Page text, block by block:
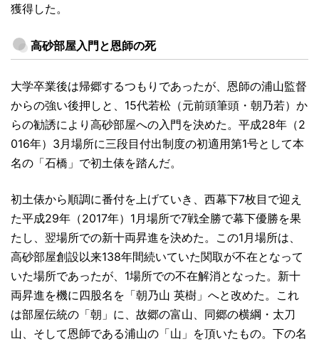
獲得した。
高砂部屋入門と恩師の死
大学卒業後は帰郷するつもりであったが、恩師の浦山監督
からの強い後押しと、15代若松（元前頭筆頭・朝乃若）か
らの勧誘により高砂部屋への入門を決めた。平成28年（2
016年）3月場所に三段目付出制度の初適用第1号として本
名の「石橋」で初土俵を踏んだ。
初土俵から順調に番付を上げていき、西幕下7枚目で迎え
た平成29年（2017年）1月場所で7戦全勝で幕下優勝を果
たし、翌場所での新十両昇進を決めた。この1月場所は、
高砂部屋創設以来138年間続いていた関取が不在となって
いた場所であったが、1場所での不在解消となった。新十
両昇進を機に四股名を「朝乃山 英樹」へと改めた。これ
は部屋伝統の「朝」に、故郷の富山、同郷の横綱・太刀
山、そして恩師である浦山の「山」を頂いたもの。下の名